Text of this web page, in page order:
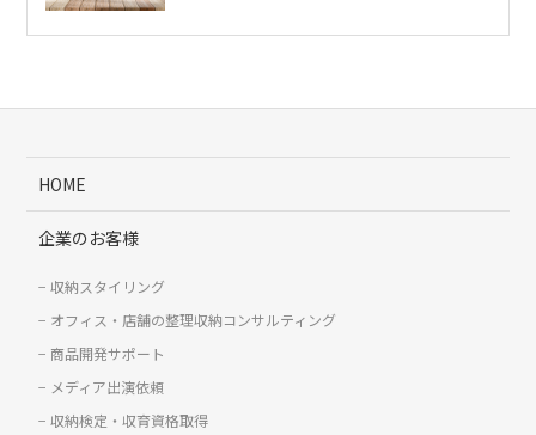
HOME
企業のお客様
収納スタイリング
オフィス・店舗の整理収納コンサルティング
商品開発サポート
メディア出演依頼
収納検定・収育資格取得